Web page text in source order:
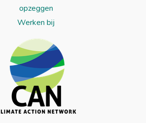
opzeggen
Werken bij